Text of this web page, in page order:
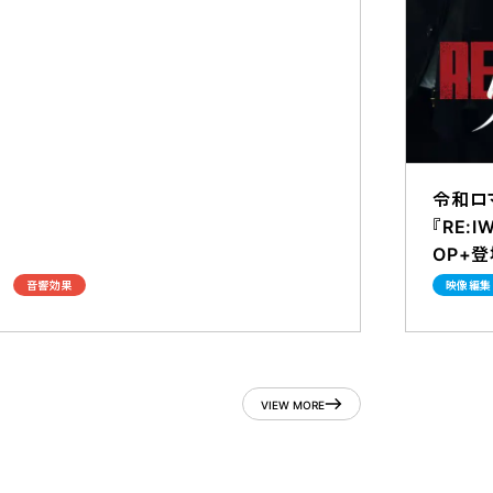
音響効果
令和ロ
『
OP+
映像編集
VIEW MORE